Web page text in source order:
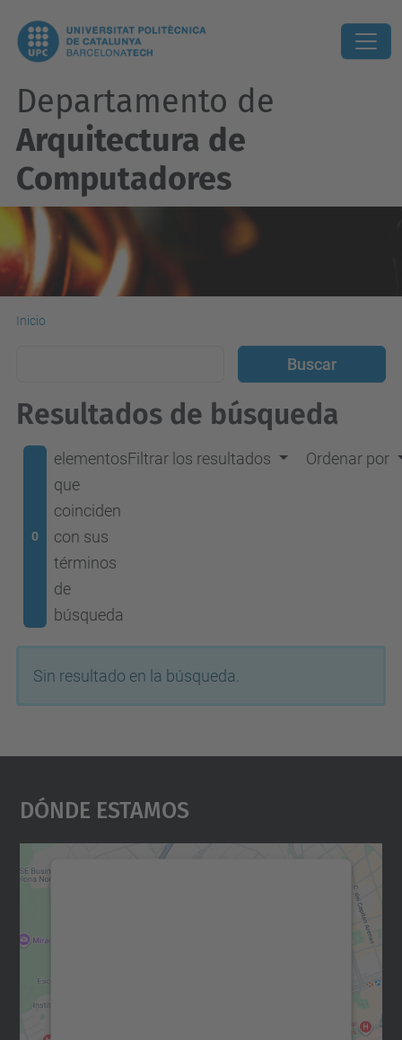
Departamento de
Arquitectura de
Computadores
Inicio
Resultados de búsqueda
0
elementos
que
coinciden
con sus
términos
de
búsqueda
Filtrar los resultados Ordenar por
Sin resultado en la búsqueda.
Dónde Estamos